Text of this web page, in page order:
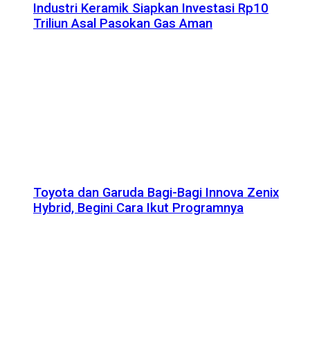
Industri Keramik Siapkan Investasi Rp10
Triliun Asal Pasokan Gas Aman
Toyota dan Garuda Bagi-Bagi Innova Zenix
Hybrid, Begini Cara Ikut Programnya